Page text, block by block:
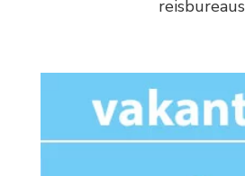
reisbureaus